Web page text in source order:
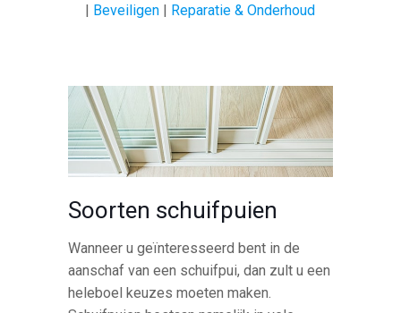
| Beveiligen | Reparatie & Onderhoud
Soorten schuifpuien
Wanneer u geïnteresseerd bent in de
aanschaf van een schuifpui, dan zult u een
heleboel keuzes moeten maken.